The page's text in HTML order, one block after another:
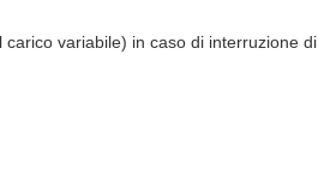
variabile) in caso di interruzione di